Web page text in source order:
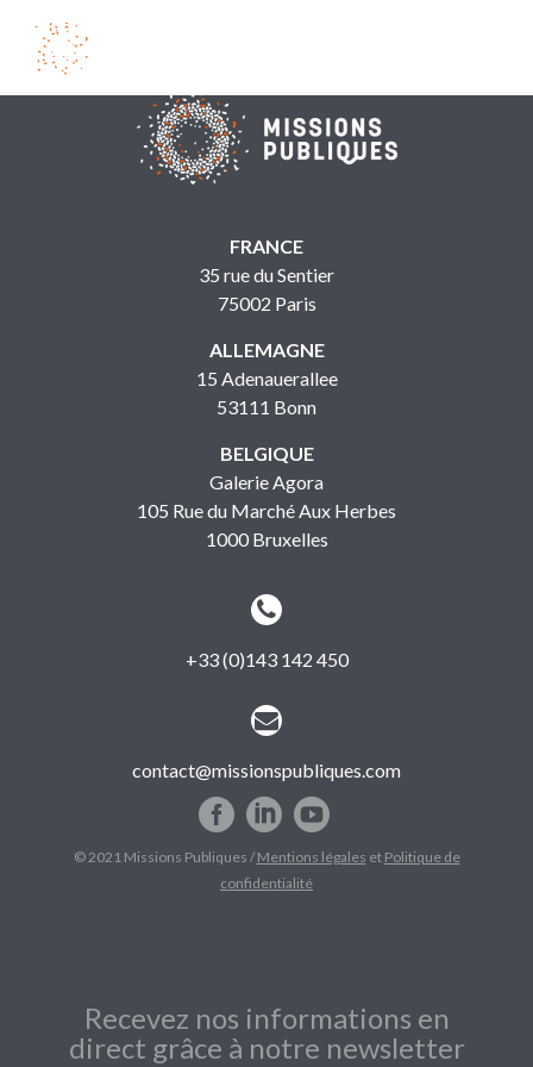
FRANCE
35 rue du Sentier
75002 Paris
ALLEMAGNE
15 Adenauerallee
53111 Bonn
BELGIQUE
Galerie Agora
105 Rue du Marché Aux Herbes
1000 Bruxelles


+33 (0)143 142 450


contact@missionspubliques.com
© 2021 Missions Publiques /Mentions légales et Politique de
confidentialité
Recevez nos informations en
direct grâce à notre newsletter